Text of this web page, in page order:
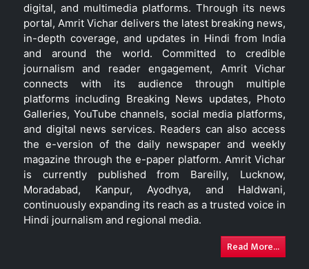
digital, and multimedia platforms. Through its news
portal, Amrit Vichar delivers the latest breaking news,
in-depth coverage, and updates in Hindi from India
and around the world. Committed to credible
journalism and reader engagement, Amrit Vichar
connects with its audience through multiple
platforms including Breaking News updates, Photo
Galleries, YouTube channels, social media platforms,
and digital news services. Readers can also access
the e-version of the daily newspaper and weekly
magazine through the e-paper platform. Amrit Vichar
is currently published from Bareilly, Lucknow,
Moradabad, Kanpur, Ayodhya, and Haldwani,
continuously expanding its reach as a trusted voice in
Hindi journalism and regional media.
Read More...